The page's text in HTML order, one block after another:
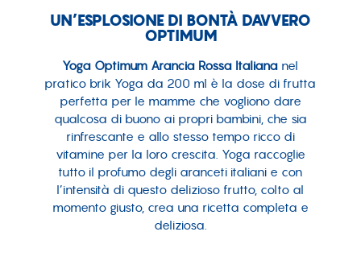
UN’ESPLOSIONE DI BONTÀ DAVVERO
OPTIMUM
Yoga Optimum Arancia Rossa Italiana nel
pratico brik Yoga da 200 ml è la dose di frutta
perfetta per le mamme che vogliono dare
qualcosa di buono ai propri bambini, che sia
rinfrescante e allo stesso tempo ricco di
vitamine per la loro crescita. Yoga raccoglie
tutto il profumo degli aranceti italiani e con
l’intensità di questo delizioso frutto, colto al
momento giusto, crea una ricetta completa e
deliziosa.